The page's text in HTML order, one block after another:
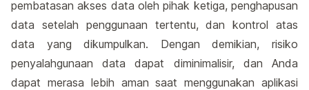
pembatasan akses data oleh pihak ketiga, penghapusan
data setelah penggunaan tertentu, dan kontrol atas
data yang dikumpulkan. Dengan demikian, risiko
penyalahgunaan data dapat diminimalisir, dan Anda
dapat merasa lebih aman saat menggunakan aplikasi